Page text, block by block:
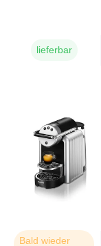
lieferbar
Bald wieder